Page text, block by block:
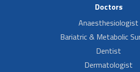
Doctors
Anaesthesiologist
Bariatric & Metabolic
Dentist
Dermatologist